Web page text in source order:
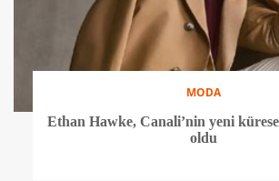
MODA
Ethan Hawke, Canali’nin yeni
oldu